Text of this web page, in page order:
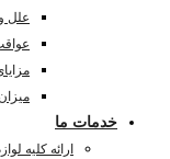
علل
خدمات ما
ارائه کلیه